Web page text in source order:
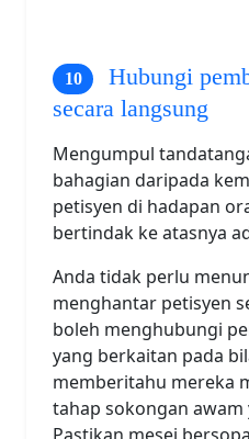
Hubungi
secara langsung
Mengumpul
bahagian daripada
petisyen di hadapan
bertindak ke atasnya
Anda tidak perlu
menghantar petisyen
boleh menghubungi
yang berkaitan pada
memberitahu mereka
tahap sokongan